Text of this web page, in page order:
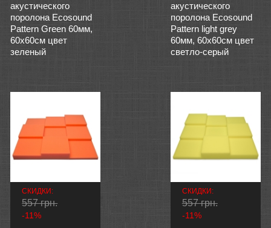
акустического
поролона Ecosound
Pattern Green 60мм,
60х60см цвет
зеленый
акустического
поролона Ecosound
Pattern light grey
60мм, 60х60см цвет
светло-серый
СКИДКИ:
557 грн.
-11%
СКИДКИ:
557 грн.
-11%